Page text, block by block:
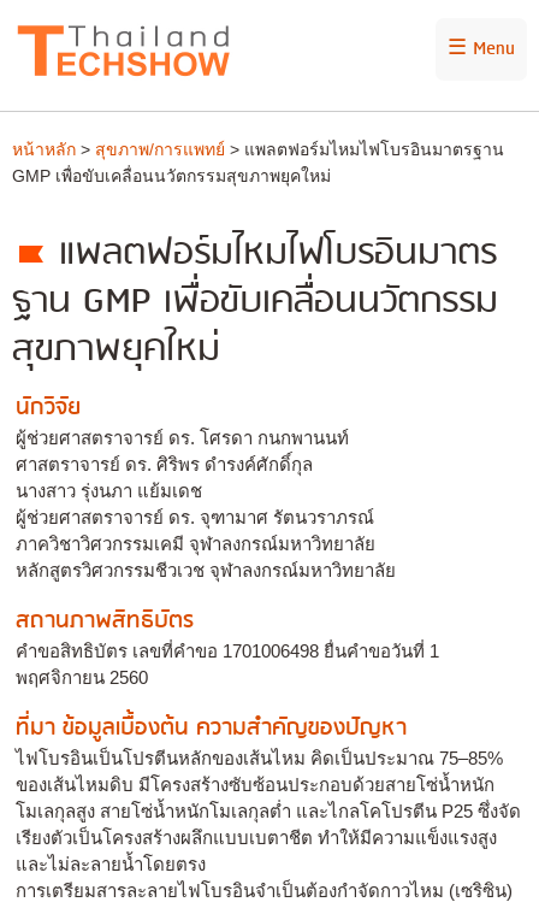
☰ Menu
หน้าหลัก > สุขภาพ/การแพทย์ > แพลตฟอร์มไหมไฟโบรอินมาตรฐาน
GMP เพื่อขับเคลื่อนนวัตกรรมสุขภาพยุคใหม่
แพลตฟอร์มไหมไฟโบรอินมาตร
ฐาน GMP เพื่อขับเคลื่อนนวัตกรรม
สุขภาพยุคใหม่
นักวิจัย
ผู้ช่วยศาสตราจารย์ ดร. โศรดา กนกพานนท์
ศาสตราจารย์ ดร. ศิริพร ดำรงค์ศักดิ์กุล
นางสาว รุ่งนภา แย้มเดช
ผู้ช่วยศาสตราจารย์ ดร. จุฑามาศ รัตนวราภรณ์
ภาควิชาวิศวกรรมเคมี จุฬาลงกรณ์มหาวิทยาลัย
หลักสูตรวิศวกรรมชีวเวช จุฬาลงกรณ์มหาวิทยาลัย
สถานภาพสิทธิบัตร
คำขอสิทธิบัตร เลขที่คำขอ 1701006498 ยื่นคำขอวันที่ 1
พฤศจิกายน 2560
ที่มา ข้อมูลเบื้องต้น ความสำคัญของปัญหา
ไฟโบรอินเป็นโปรตีนหลักของเส้นไหม คิดเป็นประมาณ 75–85%
ของเส้นไหมดิบ มีโครงสร้างซับซ้อนประกอบด้วยสายโซ่น้ำหนัก
โมเลกุลสูง สายโซ่น้ำหนักโมเลกุลต่ำ และไกลโคโปรตีน P25 ซึ่งจัด
เรียงตัวเป็นโครงสร้างผลึกแบบเบตาชีต ทำให้มีความแข็งแรงสูง
และไม่ละลายน้ำโดยตรง
การเตรียมสารละลายไฟโบรอินจำเป็นต้องกำจัดกาวไหม (เซริซิน)